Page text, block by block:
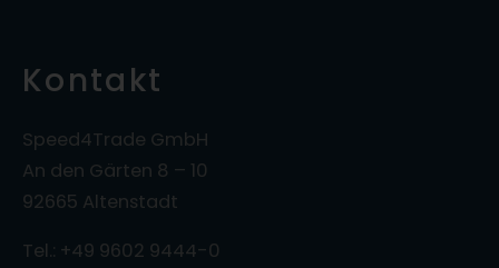
Kontakt
Speed4Trade GmbH
An den Gärten 8 – 10
92665 Altenstadt
Tel.: +49 9602 9444-0